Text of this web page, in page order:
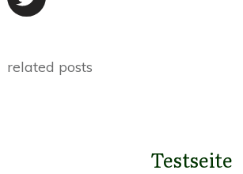
related posts
Testseite